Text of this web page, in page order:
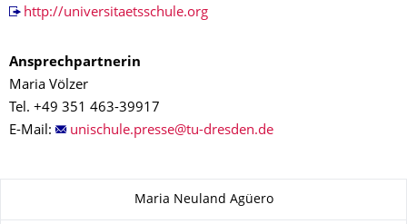
http://universitaetsschule.org
Ansprechpartnerin
Maria Völzer
Tel. +49 351 463-39917
E-Mail:
Zu dieser SeiteMaria Neuland Agüero